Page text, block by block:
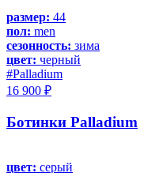
размер: 44
пол: men
сезонность: зима
цвет: черный
#Palladium
16 900 ₽
Ботинки Palladium
цвет: серый